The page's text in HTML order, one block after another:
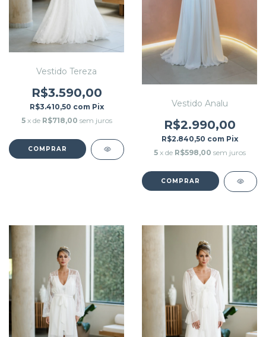
Vestido Tereza
R$3.590,00
R$3.410,50 com Pix
5 x de R$718,00 sem juros
COMPRAR
Vestido Analu
R$2.990,00
R$2.840,50 com Pix
5 x de R$598,00 sem juros
COMPRAR